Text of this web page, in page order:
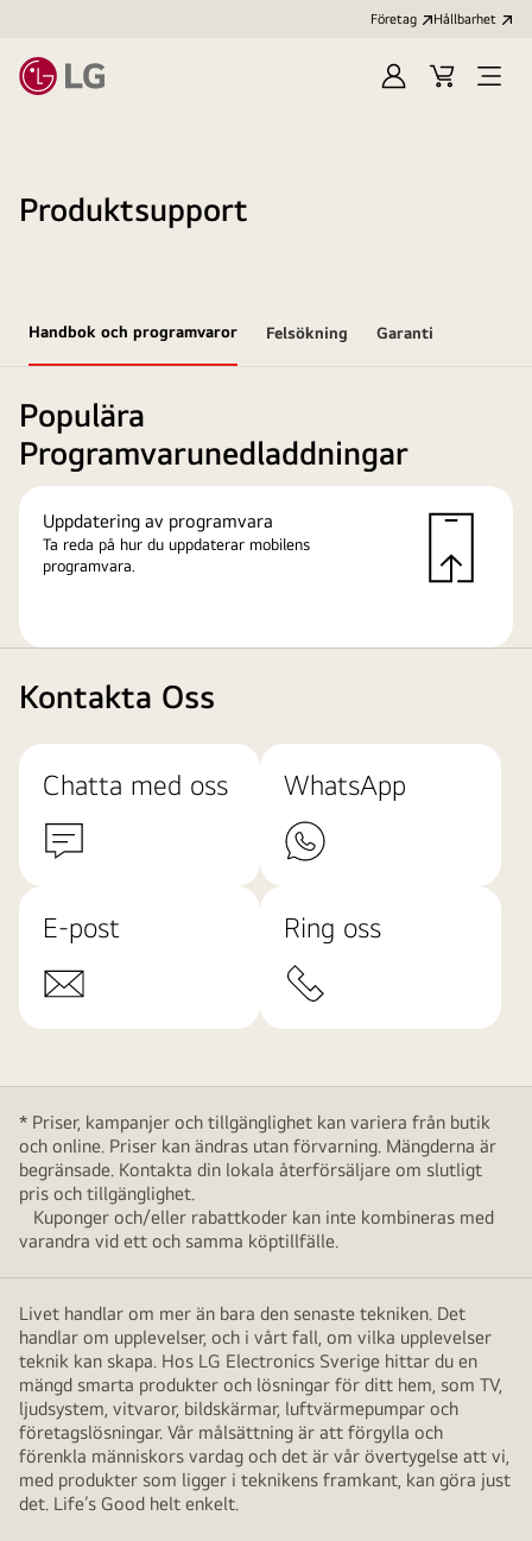
Företag Hållbarhet
LoggaKundvagn
Produktsupport
Handbok och programvaror Felsökning Garanti
Populära
Programvarunedladdningar
Uppdatering av programvara
Ta reda på hur du uppdaterar mobilens
programvara.
Kontakta Oss
Chatta med oss WhatsApp
E-post Ring oss
* Priser, kampanjer och tillgänglighet kan variera från butik
och online. Priser kan ändras utan förvarning. Mängderna är
begränsade. Kontakta din lokala återförsäljare om slutligt
pris och tillgänglighet.
Kuponger och/eller rabattkoder kan inte kombineras med
varandra vid ett och samma köptillfälle.
Livet handlar om mer än bara den senaste tekniken. Det
handlar om upplevelser, och i vårt fall, om vilka upplevelser
teknik kan skapa. Hos LG Electronics Sverige hittar du en
mängd smarta produkter och lösningar för ditt hem, som TV,
ljudsystem, vitvaror, bildskärmar, luftvärmepumpar och
företagslösningar. Vår målsättning är att förgylla och
förenkla människors vardag och det är vår övertygelse att vi,
med produkter som ligger i teknikens framkant, kan göra just
det. Life’s Good helt enkelt.